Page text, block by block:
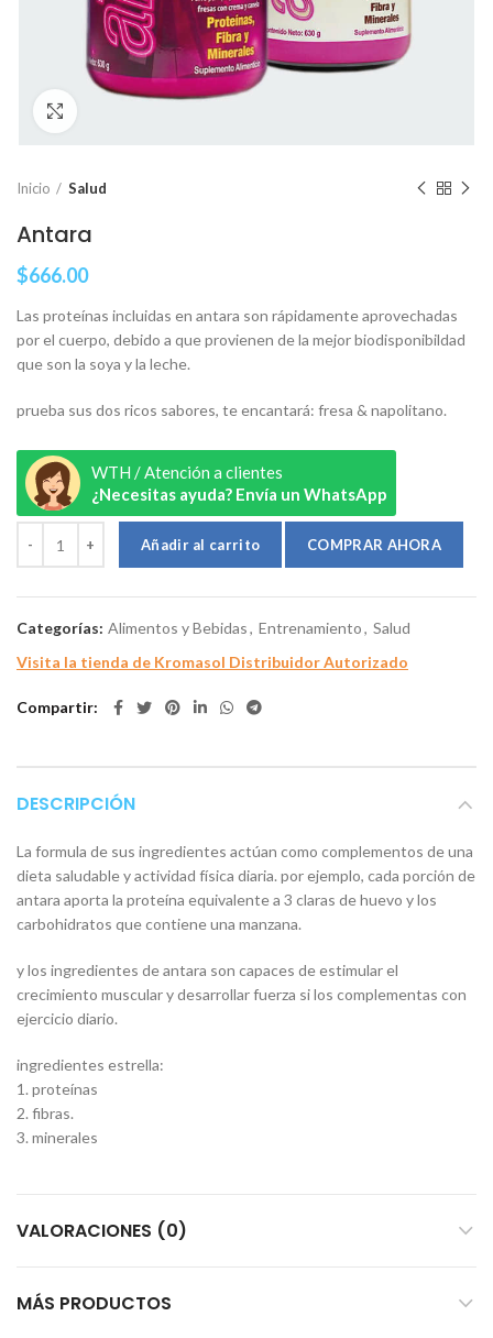
Inicio Salud
Antara
$666.00
Las proteínas incluidas en antara son rápidamente aprovechadas
por el cuerpo, debido a que provienen de la mejor biodisponibildad
que son la soya y la leche.
prueba sus dos ricos sabores, te encantará: fresa & napolitano.
WTH / Atención a clientes
¿Necesitas ayuda? Envía un WhatsApp
Añadir al carrito
Categorías: Alimentos y Bebidas, Entrenamiento, Salud
Visita la tienda de Kromasol Distribuidor Autorizado
Compartir
DESCRIPCIÓN
La formula de sus ingredientes actúan como complementos de una
dieta saludable y actividad física diaria. por ejemplo, cada porción de
antara aporta la proteína equivalente a 3 claras de huevo y los
carbohidratos que contiene una manzana.
y los ingredientes de antara son capaces de estimular el
crecimiento muscular y desarrollar fuerza si los complementas con
ejercicio diario.
ingredientes estrella:
1. proteínas
2. fibras.
3. minerales
VALORACIONES (0)
MÁS PRODUCTOS